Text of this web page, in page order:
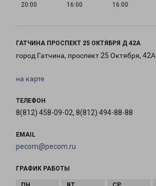
20:00
16:00
16:00
ГАТЧИНА ПРОСПЕКТ 25 ОКТЯБРЯ Д 42А
город Гатчина, проспект 25 Октября, 42А
на карте
ТЕЛЕФОН
8(812) 458-09-02, 8(812) 494-88-88
EMAIL
pecom@pecom.ru
ГРАФИК РАБОТЫ